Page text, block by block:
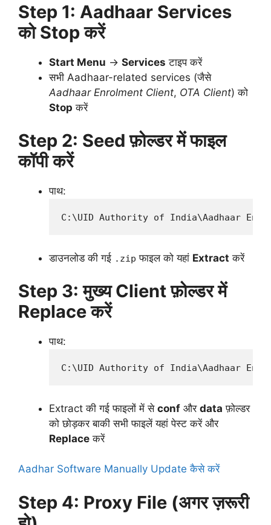
Step 1: Aadhaar Services
को Stop करें
Start Menu → Services टाइप करें
सभी Aadhaar-related services (जैसे
Aadhaar Enrolment Client, OTA Client) को
Stop करें
Step 2: Seed फ़ोल्डर में फाइल
कॉपी करें
पाथ:
डाउनलोड की गई .zip फाइल को यहां Extract करें
Step 3: मुख्य Client फ़ोल्डर में
Replace करें
पाथ:
Extract की गई फाइलों में से conf और data फ़ोल्डर
को छोड़कर बाकी सभी फाइलें यहां पेस्ट करें और
Replace करें
Aadhar Software Manually Update कैसे करें
Step 4: Proxy File (अगर ज़रूरी